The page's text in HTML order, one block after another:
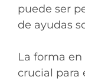
puede ser
de ayudas
La forma en
crucial para